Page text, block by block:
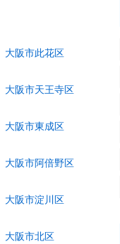
大阪市此花区
大阪市天王寺区
大阪市東成区
大阪市阿倍野区
大阪市淀川区
大阪市北区